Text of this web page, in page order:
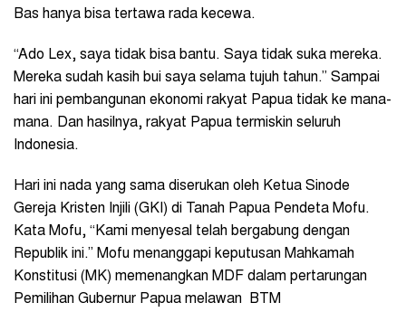
Bas hanya bisa tertawa rada kecewa.
“Ado Lex, saya tidak bisa bantu. Saya tidak suka mereka.
Mereka sudah kasih bui saya selama tujuh tahun.” Sampai
hari ini pembangunan ekonomi rakyat Papua tidak ke mana-
mana. Dan hasilnya, rakyat Papua termiskin seluruh
Indonesia.
Hari ini nada yang sama diserukan oleh Ketua Sinode
Gereja Kristen Injili (GKI) di Tanah Papua Pendeta Mofu.
Kata Mofu, “Kami menyesal telah bergabung dengan
Republik ini.” Mofu menanggapi keputusan Mahkamah
Konstitusi (MK) memenangkan MDF dalam pertarungan
Pemilihan Gubernur Papua melawan BTM